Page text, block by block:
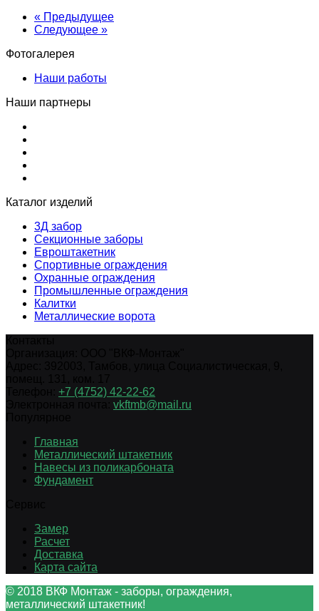
« Предыдущее
Следующее »
Фотогалерея
Наши работы
Наши партнеры
Каталог изделий
3Д забор
Секционные заборы
Евроштакетник
Спортивные ограждения
Охранные ограждения
Промышленные ограждения
Калитки
Металлические ворота
+7 (4752) 42-22-62
vkftmb@mail.ru
Главная
Металлический штакетник
Навесы из поликарбоната
Фундамент
Замер
Расчет
Доставка
Карта сайта
© 2018 ВКФ Монтаж - заборы, ограждения,
металлический штакетник!